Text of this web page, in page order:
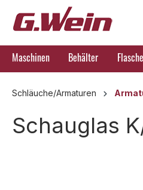
Zur Hauptnavigation
Maschinen Behälter
Schläuche/Armaturen
Schauglas